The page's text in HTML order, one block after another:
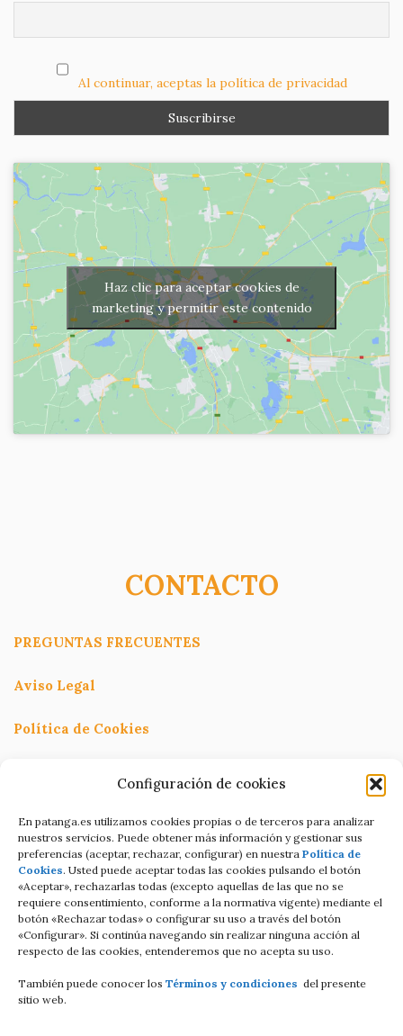
Configuración de cookies
En patanga.es utilizamos cookies propias o de terceros para analizar
nuestros servicios. Puede obtener más información y gestionar sus
preferencias (aceptar, rechazar, configurar) en nuestra Política de
Cookies. Usted puede aceptar todas las cookies pulsando el botón
«Aceptar», rechazarlas todas (excepto aquellas de las que no se
requiere consentimiento, conforme a la normativa vigente) mediante el
botón «Rechazar todas» o configurar su uso a través del botón
«Configurar». Si continúa navegando sin realizar ninguna acción al
respecto de las cookies, entenderemos que no acepta su uso.
También puede conocer los Términos y condiciones del presente
sitio web.
Al continuar, aceptas la política de privacidad
Haz clic para aceptar cookies de
marketing y permitir este contenido
CONTACTO
PREGUNTAS FRECUENTES
Aviso Legal
Política de Cookies
Términos y condiciones
Condiciones de contratación Online
C/Altamira baja 8
Luanco Asturias ESPAÑA
Tell: +34 687821858
Email: info@patanga.es